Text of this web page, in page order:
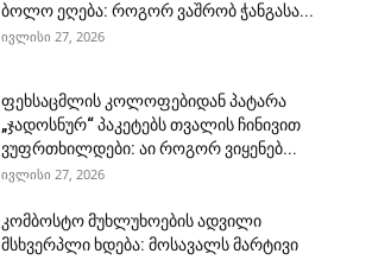
ბოლო ეღება: როგორ ვაშრობ ჭანგასა...
ივლისი 27, 2026
ფეხსაცმლის კოლოფებიდან პატარა
„ჯადოსნურ“ პაკეტებს თვალის ჩინივით
ვუფრთხილდები: აი როგორ ვიყენებ...
ივლისი 27, 2026
კომბოსტო მუხლუხოების ადვილი
მსხვერპლი ხდება: მოსავალს მარტივი